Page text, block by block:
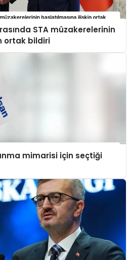
STA müzakerelerinin
ortak bildiri
mimarisi için seçtiği